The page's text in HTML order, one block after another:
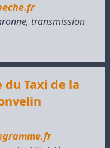
, transmission
Taxi de la